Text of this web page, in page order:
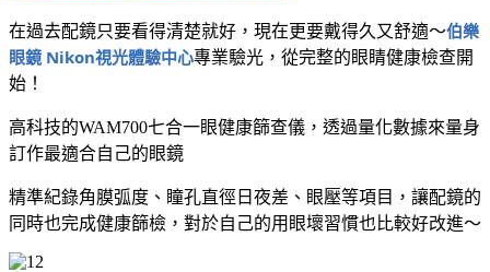
在過去配鏡只要看得清楚就好，現在更要戴得久又舒適～伯樂
眼鏡 Nikon視光體驗中心專業驗光，從完整的眼睛健康檢查開
始！
高科技的WAM700七合一眼健康篩查儀，透過量化數據來量身
訂作最適合自己的眼鏡
精準紀錄角膜弧度、瞳孔直徑日夜差、眼壓等項目，讓配鏡的
同時也完成健康篩檢，對於自己的用眼壞習慣也比較好改進～